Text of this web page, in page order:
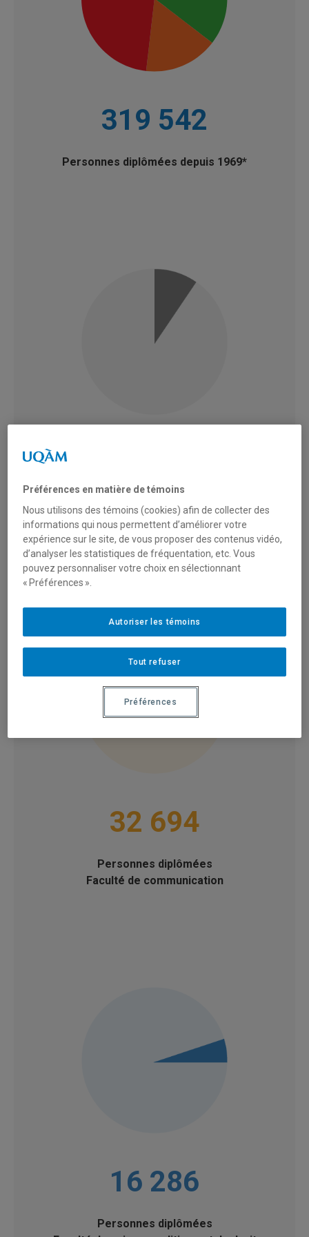
319 542
Personnes diplômées depuis 1969*
Personnes diplômées
Faculté des arts
32 694
Personnes diplômées
Faculté de communication
16 286
Personnes diplômées
Préférences en matière de témoins
Nous utilisons des témoins (cookies) afin de collecter des
informations qui nous permettent d’améliorer votre
expérience sur le site, de vous proposer des contenus vidéo,
d’analyser les statistiques de fréquentation, etc. Vous
pouvez personnaliser votre choix en sélectionnant
« Préférences ».
Tout refuser
Autoriser les témoins
Préférences